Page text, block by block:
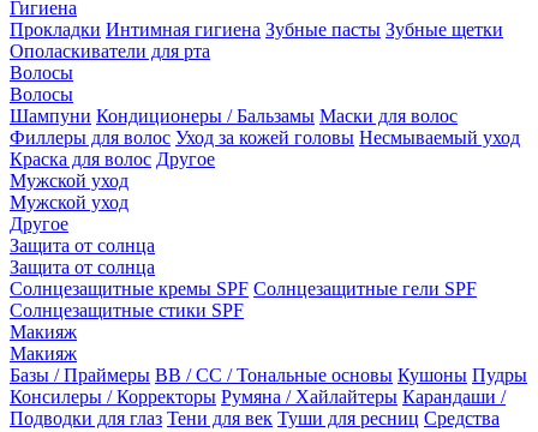
Гигиена
Прокладки Интимная гигиена Зубные пасты Зубные щетки
Ополаскиватели для рта
Волосы
Волосы
Шампуни Кондиционеры / Бальзамы Маски для волос
Филлеры для волос Уход за кожей головы Несмываемый уход
Краска для волос Другое
Мужской уход
Мужской уход
Другое
Защита от солнца
Защита от солнца
Солнцезащитные кремы SPF Солнцезащитные гели SPF
Солнцезащитные стики SPF
Макияж
Макияж
Базы / Праймеры BB / CC / Тональные основы Кушоны Пудры
Консилеры / Корректоры Румяна / Хайлайтеры Карандаши /
Подводки для глаз Тени для век Туши для ресниц Средства